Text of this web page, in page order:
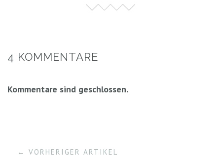
4 KOMMENTARE
Kommentare sind geschlossen.
← VORHERIGER ARTIKEL